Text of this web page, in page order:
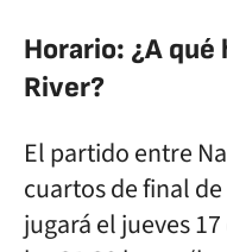
Horario: ¿A qué
River?
El partido entre
cuartos de final
jugará el jueves